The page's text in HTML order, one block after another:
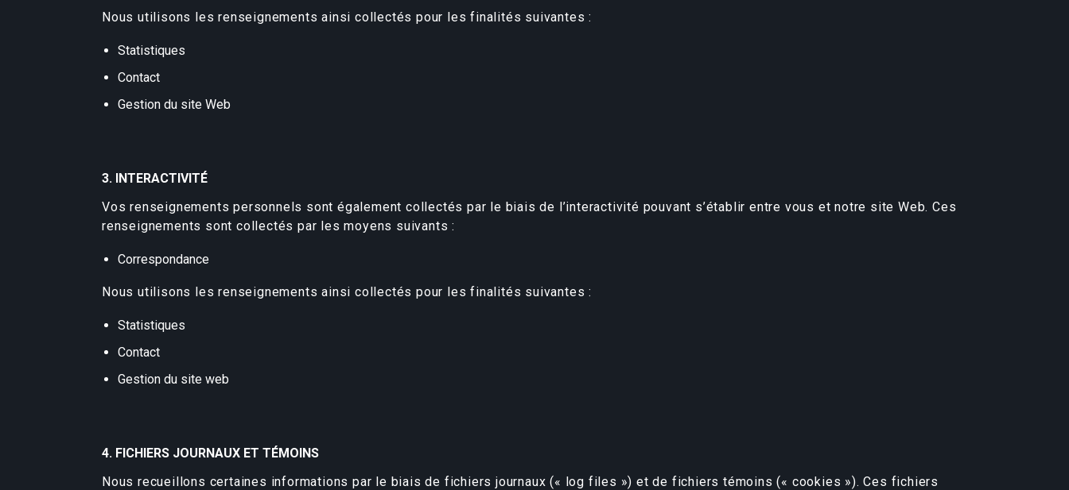
Nous utilisons les renseignements ainsi collectés pour les finalités suivantes :
Statistiques
Contact
Gestion du site Web
3. INTERACTIVITÉ
Vos renseignements personnels sont également collectés par le biais de l’interactivité pouvant s’établir entre vous et notre site Web. Ces
renseignements sont collectés par les moyens suivants :
Correspondance
Nous utilisons les renseignements ainsi collectés pour les finalités suivantes :
Statistiques
Contact
Gestion du site web
4. FICHIERS JOURNAUX ET TÉMOINS
Nous recueillons certaines informations par le biais de fichiers journaux (« log files ») et de fichiers témoins (« cookies »). Ces fichiers